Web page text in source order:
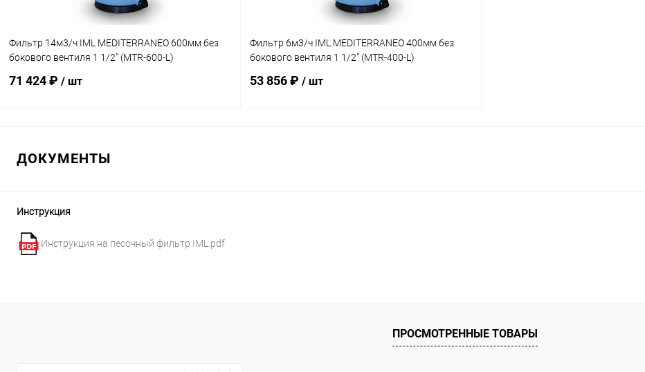
Фильтр 14м3/ч IML MEDITERRANEO 600мм без
бокового вентиля 1 1/2" (MTR-600-L)
71 424 ₽ / шт
Фильтр 6м3/ч IML MEDITERRANEO 400мм без
бокового вентиля 1 1/2" (MTR-400-L)
53 856 ₽ / шт
ДОКУМЕНТЫ
Инструкция
Инструкция на песочный фильтр IML.pdf
ПРОСМОТРЕННЫЕ ТОВАРЫ